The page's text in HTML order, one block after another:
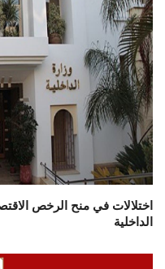
اختلالات في منح الرخص
الداخلية